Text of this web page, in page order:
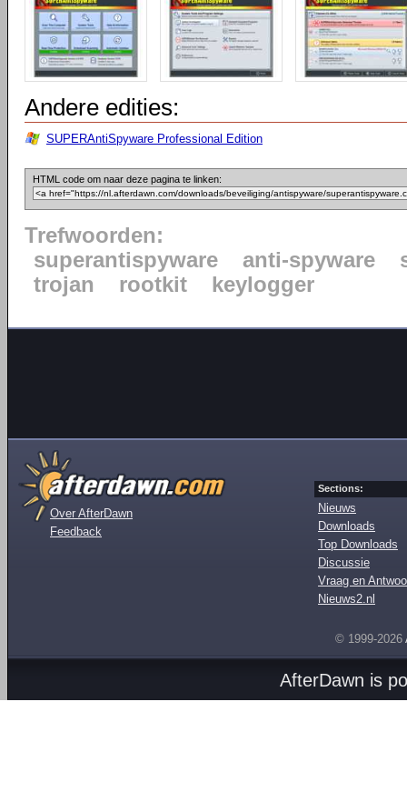
Andere edities:
SUPERAntiSpyware Professional Edition
HTML code om naar deze pagina te linken:
Trefwoorden:
superantispyware
anti-spyware
trojan
rootkit keylogger
Over AfterDawn
Feedback
Sections:
Nieuws
Downloads
Top Downloads
Discussie
Vraag en
Nieuws2.nl
© 1999-2026
AfterDawn is